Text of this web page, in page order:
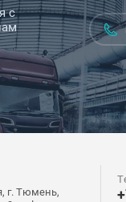
с
г. Тюмень,